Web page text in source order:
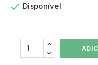
 Disponível